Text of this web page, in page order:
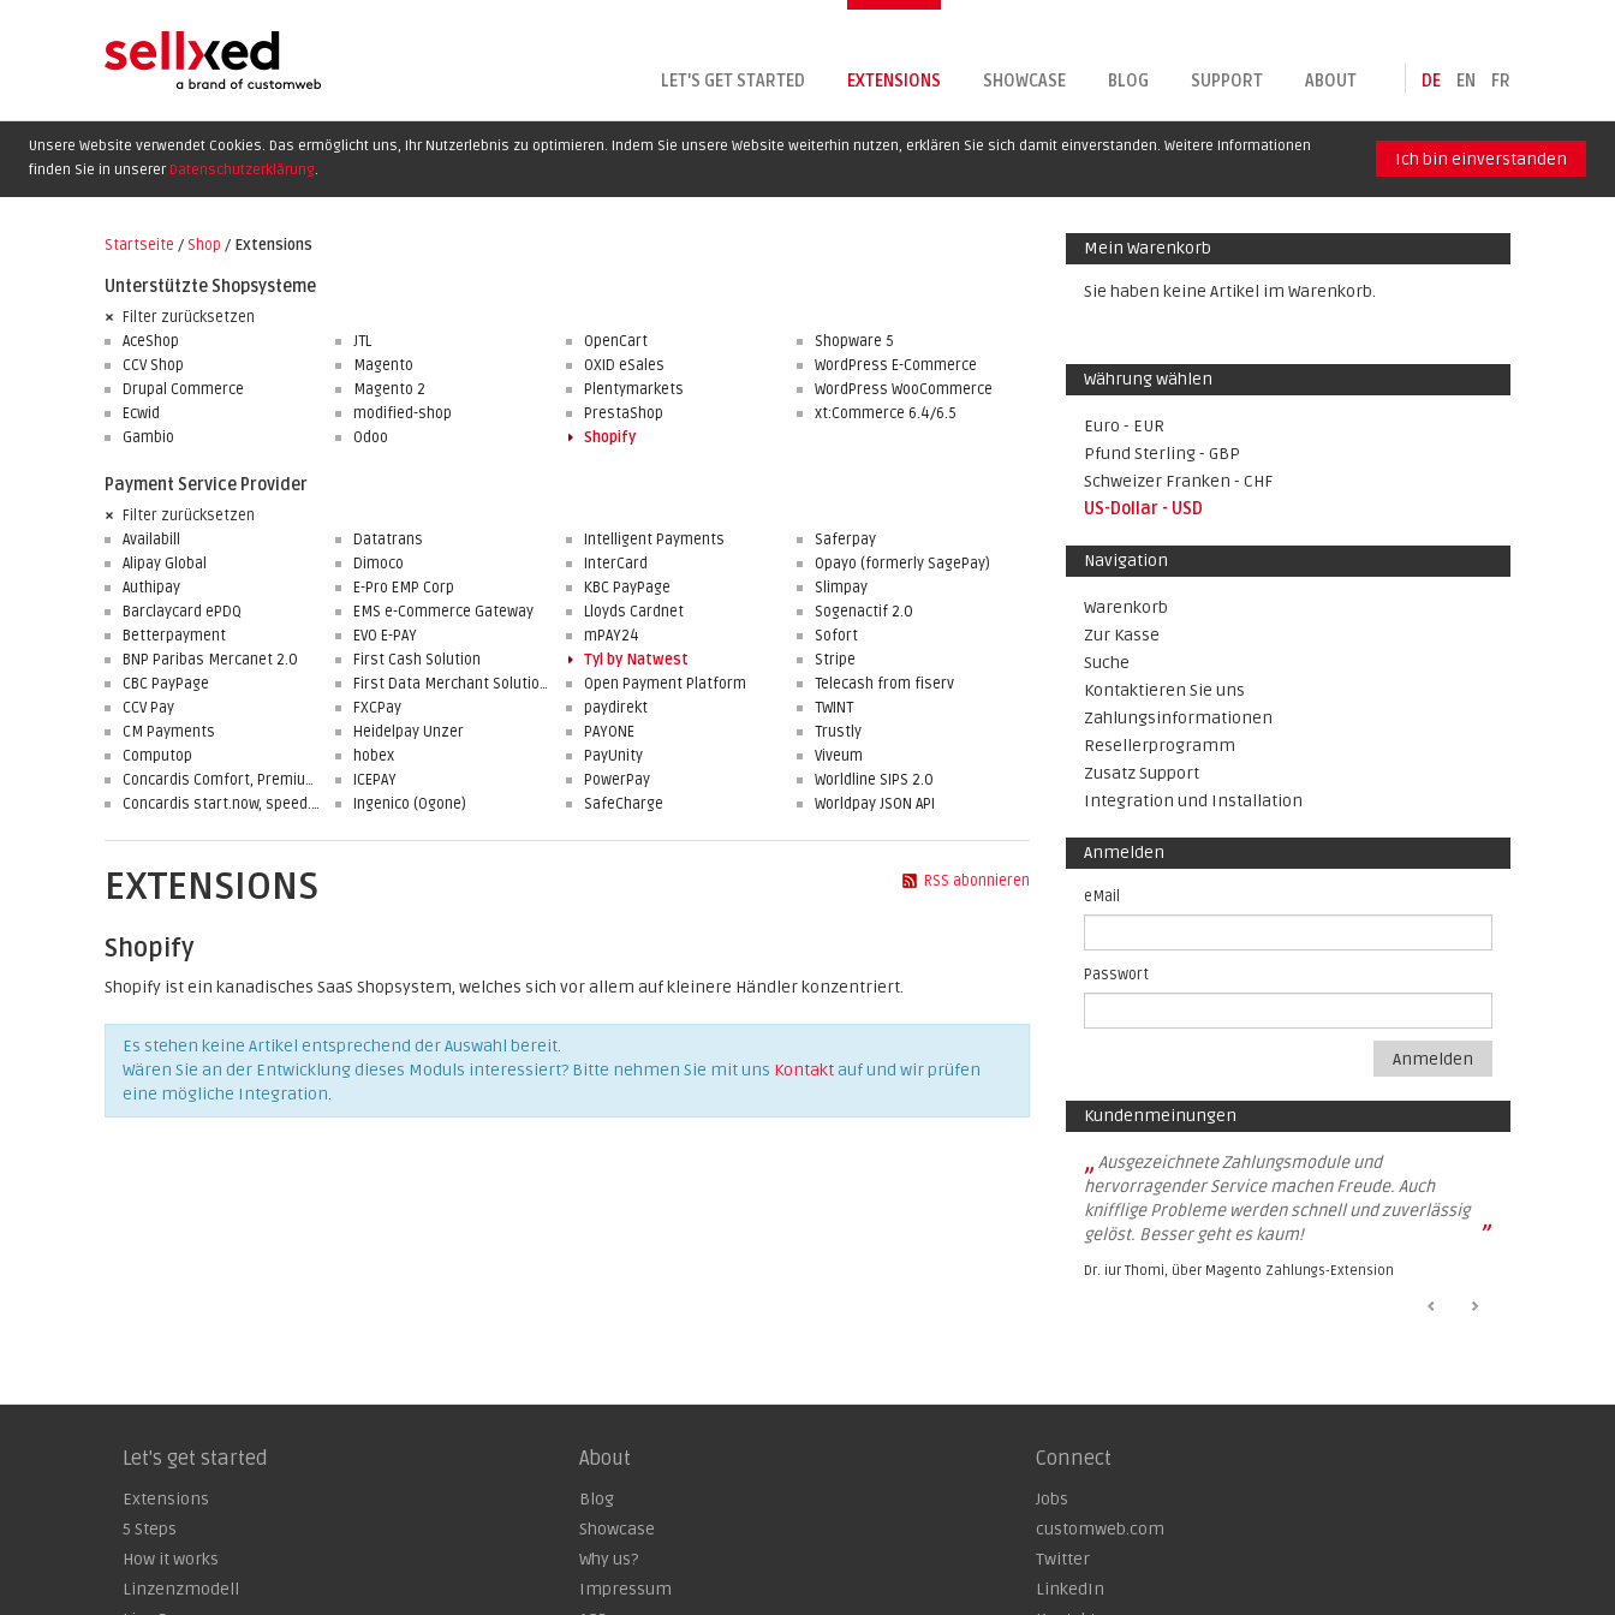
DE EN FR
LET'S GET STARTED EXTENSIONS SHOWCASE BLOG SUPPORT ABOUT
Unsere Website verwendet Cookies. Das ermöglicht uns, Ihr Nutzerlebnis zu optimieren. Indem Sie unsere Website weiterhin nutzen, erklären Sie sich damit einverstanden. Weitere Informationen
finden Sie in unserer Datenschutzerklärung.
Ich bin einverstanden
Startseite / Shop / Extensions
Unterstützte Shopsysteme
Filter zurücksetzen
AceShop
CCV Shop
Drupal Commerce
Ecwid
Gambio
JTL
Magento
Magento 2
modified-shop
Odoo
OpenCart
OXID eSales
Plentymarkets
PrestaShop
Shopify
Shopware 5
WordPress E-Commerce
WordPress WooCommerce
xt:Commerce 6.4/6.5
Payment Service Provider
Filter zurücksetzen
Availabill
Alipay Global
Authipay
Barclaycard ePDQ
Betterpayment
BNP Paribas Mercanet 2.0
CBC PayPage
CCV Pay
CM Payments
Computop
Concardis Comfort, Premium, Professional
Concardis start.now, speed.up, flex.pro
Datatrans
Dimoco
E-Pro EMP Corp
EMS e-Commerce Gateway
EVO E-PAY
First Cash Solution
First Data Merchant Solutions
FXCPay
Heidelpay Unzer
hobex
ICEPAY
Ingenico (Ogone)
Intelligent Payments
InterCard
KBC PayPage
Lloyds Cardnet
mPAY24
Tyl by Natwest
Open Payment Platform
paydirekt
PAYONE
PayUnity
PowerPay
SafeCharge
Saferpay
Opayo (formerly SagePay)
Slimpay
Sogenactif 2.0
Sofort
Stripe
Telecash from fiserv
TWINT
Trustly
Viveum
Worldline SIPS 2.0
Worldpay JSON API
RSS abonnieren
EXTENSIONS
Shopify
Shopify ist ein kanadisches SaaS Shopsystem, welches sich vor allem auf kleinere Händler konzentriert.
Es stehen keine Artikel entsprechend der Auswahl bereit.
Wären Sie an der Entwicklung dieses Moduls interessiert? Bitte nehmen Sie mit uns Kontakt auf und wir prüfen
eine mögliche Integration.
Mein Warenkorb
Sie haben keine Artikel im Warenkorb.
Währung wählen
Euro - EUR
Pfund Sterling - GBP
Schweizer Franken - CHF
US-Dollar - USD
Navigation
Warenkorb
Zur Kasse
Suche
Kontaktieren Sie uns
Zahlungsinformationen
Resellerprogramm
Zusatz Support
Integration und Installation
Anmelden
eMail
Passwort
Anmelden
Kundenmeinungen
„ Ausgezeichnete Zahlungsmodule und
hervorragender Service machen Freude. Auch
knifflige Probleme werden schnell und zuverlässig
gelöst. Besser geht es kaum!
”
Dr. iur Thomi, über Magento Zahlungs-Extension
Let's get started
Extensions
5 Steps
How it works
Linzenzmodell
About
Blog
Showcase
Why us?
Impressum
Connect
Jobs
customweb.com
Twitter
LinkedIn